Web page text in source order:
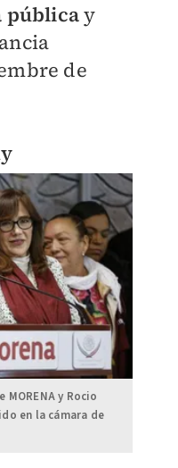
públicay
de
y Rocio
en la cámara de